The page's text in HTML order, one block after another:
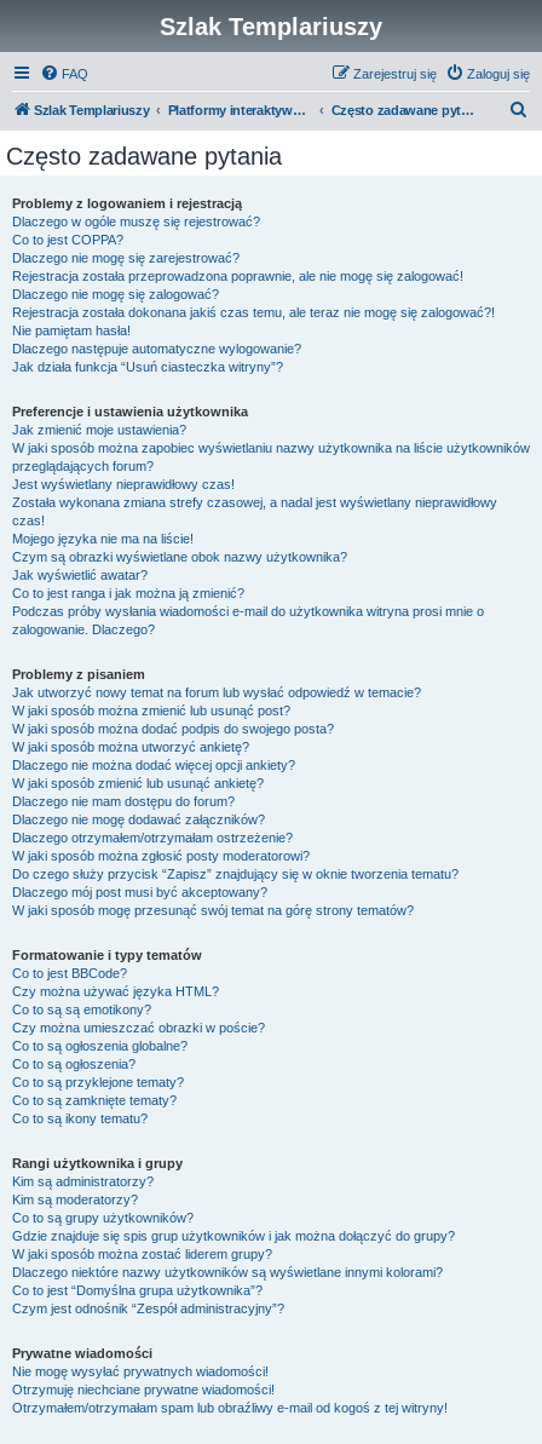
Szlak Templariuszy
FAQ Zaloguj się
Zarejestruj się
Szlak Templariuszy Platformy interaktywne Szlaku Templariuszy Często zadawane pytania
Często zadawane pytania
Problemy z logowaniem i rejestracją
Dlaczego w ogóle muszę się rejestrować?
Co to jest COPPA?
Dlaczego nie mogę się zarejestrować?
Rejestracja została przeprowadzona poprawnie, ale nie mogę się zalogować!
Dlaczego nie mogę się zalogować?
Rejestracja została dokonana jakiś czas temu, ale teraz nie mogę się zalogować?!
Nie pamiętam hasła!
Dlaczego następuje automatyczne wylogowanie?
Jak działa funkcja “Usuń ciasteczka witryny”?
Preferencje i ustawienia użytkownika
Jak zmienić moje ustawienia?
W jaki sposób można zapobiec wyświetlaniu nazwy użytkownika na liście użytkowników
przeglądających forum?
Jest wyświetlany nieprawidłowy czas!
Została wykonana zmiana strefy czasowej, a nadal jest wyświetlany nieprawidłowy
czas!
Mojego języka nie ma na liście!
Czym są obrazki wyświetlane obok nazwy użytkownika?
Jak wyświetlić awatar?
Co to jest ranga i jak można ją zmienić?
Podczas próby wysłania wiadomości e-mail do użytkownika witryna prosi mnie o
zalogowanie. Dlaczego?
Problemy z pisaniem
Jak utworzyć nowy temat na forum lub wysłać odpowiedź w temacie?
W jaki sposób można zmienić lub usunąć post?
W jaki sposób można dodać podpis do swojego posta?
W jaki sposób można utworzyć ankietę?
Dlaczego nie można dodać więcej opcji ankiety?
W jaki sposób zmienić lub usunąć ankietę?
Dlaczego nie mam dostępu do forum?
Dlaczego nie mogę dodawać załączników?
Dlaczego otrzymałem/otrzymałam ostrzeżenie?
W jaki sposób można zgłosić posty moderatorowi?
Do czego służy przycisk “Zapisz” znajdujący się w oknie tworzenia tematu?
Dlaczego mój post musi być akceptowany?
W jaki sposób mogę przesunąć swój temat na górę strony tematów?
Formatowanie i typy tematów
Co to jest BBCode?
Czy można używać języka HTML?
Co to są są emotikony?
Czy można umieszczać obrazki w poście?
Co to są ogłoszenia globalne?
Co to są ogłoszenia?
Co to są przyklejone tematy?
Co to są zamknięte tematy?
Co to są ikony tematu?
Rangi użytkownika i grupy
Kim są administratorzy?
Kim są moderatorzy?
Co to są grupy użytkowników?
Gdzie znajduje się spis grup użytkowników i jak można dołączyć do grupy?
W jaki sposób można zostać liderem grupy?
Dlaczego niektóre nazwy użytkowników są wyświetlane innymi kolorami?
Co to jest “Domyślna grupa użytkownika”?
Czym jest odnośnik “Zespół administracyjny”?
Prywatne wiadomości
Nie mogę wysyłać prywatnych wiadomości!
Otrzymuję niechciane prywatne wiadomości!
Otrzymałem/otrzymałam spam lub obraźliwy e-mail od kogoś z tej witryny!